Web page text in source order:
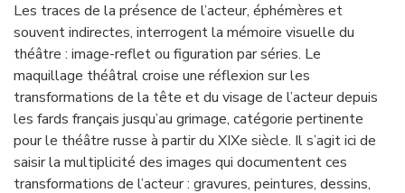
Les traces de la présence de l’acteur, éphémères et
souvent indirectes, interrogent la mémoire visuelle du
théâtre : image-reflet ou figuration par séries. Le
maquillage théâtral croise une réflexion sur les
transformations de la tête et du visage de l’acteur depuis
les fards français jusqu’au grimage, catégorie pertinente
pour le théâtre russe à partir du XIXe siècle. Il s’agit ici de
saisir la multiplicité des images qui documentent ces
transformations de l’acteur : gravures, peintures, dessins,